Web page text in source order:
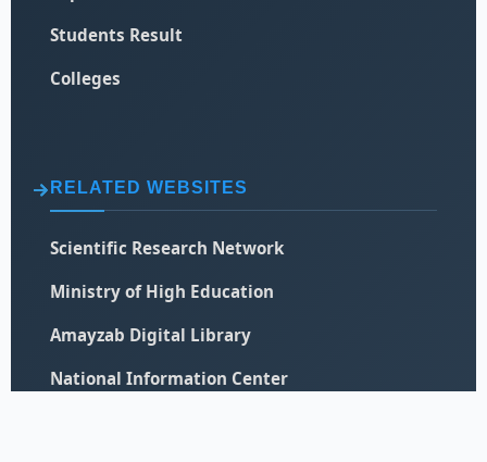
Students Result
Colleges
RELATED WEBSITES
Scientific Research Network
Ministry of High Education
Amayzab Digital Library
National Information Center